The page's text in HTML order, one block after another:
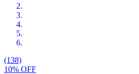
(138)
10% OFF